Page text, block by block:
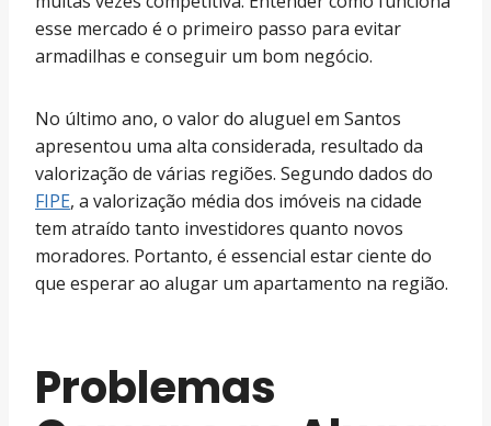
esse mercado é o primeiro passo para evitar
armadilhas e conseguir um bom negócio.
No último ano, o valor do aluguel em Santos
apresentou uma alta considerada, resultado da
valorização de várias regiões. Segundo dados do
FIPE, a valorização média dos imóveis na cidade
tem atraído tanto investidores quanto novos
moradores. Portanto, é essencial estar ciente do
que esperar ao alugar um apartamento na região.
Problemas